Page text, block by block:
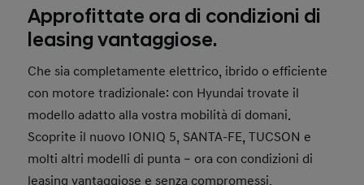
Approfittate ora di condizioni di
leasing vantaggiose.
Che sia completamente elettrico, ibrido o efficiente
con motore tradizionale: con Hyundai trovate il
modello adatto alla vostra mobilità di domani.
Scoprite il nuovo IONIQ 5, SANTA-FE, TUCSON e
molti altri modelli di punta – ora con condizioni di
leasing vantaggiose e senza compromessi.